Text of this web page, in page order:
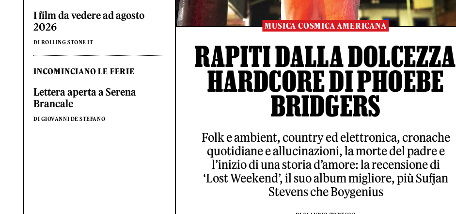
I film da vedere ad agosto
2026
DI ROLLING STONE IT
INCOMINCIANO LE FERIE
Lettera aperta a Serena
Brancale
DI GIOVANNI DE STEFANO
MUSICA COSMICA AMERICANA
RAPITI DALLA DOLCEZZA
HARDCORE DI PHOEBE
BRIDGERS
Folk e ambient, country ed elettronica, cronache
quotidiane e allucinazioni, la morte del padre e
l’inizio di una storia d’amore: la recensione di
‘Lost Weekend’, il suo album migliore, più Sufjan
Stevens che Boygenius